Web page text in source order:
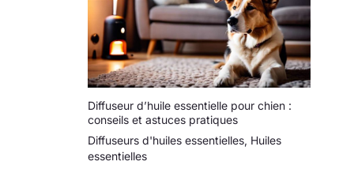
Diffuseur d’huile essentielle pour chien :
conseils et astuces pratiques
Diffuseurs d'huiles essentielles, Huiles
essentielles